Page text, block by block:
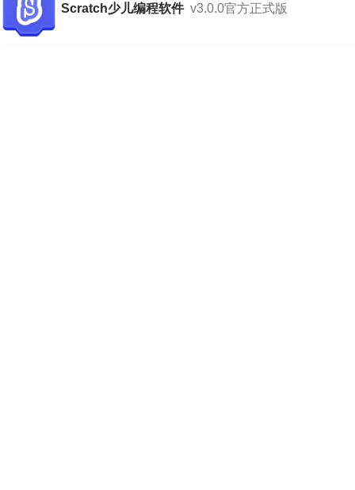
Scratch少儿编程软件v3.0.0官方正式版